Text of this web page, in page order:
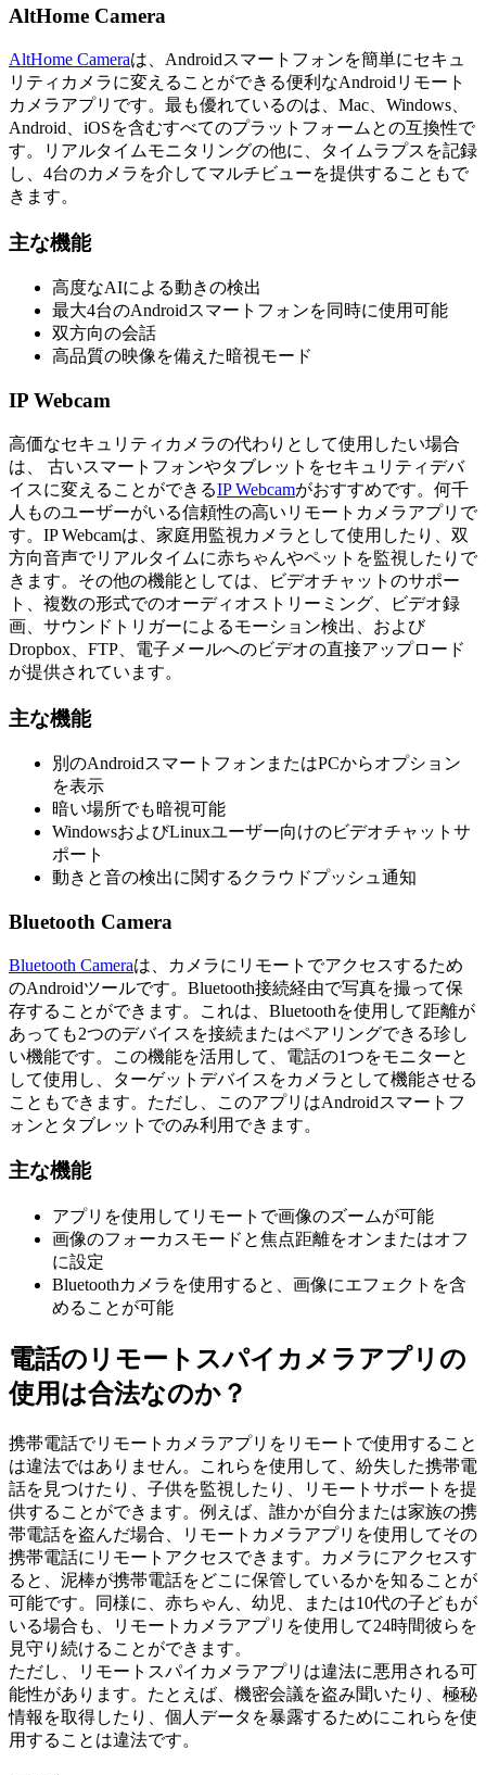
AltHome Camera
AltHome Cameraは、Androidスマートフォンを簡単にセキュ
リティカメラに変えることができる便利なAndroidリモート
カメラアプリです。最も優れているのは、Mac、Windows、
Android、iOSを含むすべてのプラットフォームとの互換性で
す。リアルタイムモニタリングの他に、タイムラプスを記録
し、4台のカメラを介してマルチビューを提供することもで
きます。
主な機能
高度なAIによる動きの検出
最大4台のAndroidスマートフォンを同時に使用可能
双方向の会話
高品質の映像を備えた暗視モード
IP Webcam
高価なセキュリティカメラの代わりとして使用したい場合
は、 古いスマートフォンやタブレットをセキュリティデバ
イスに変えることができるIP Webcamがおすすめです。何千
人ものユーザーがいる信頼性の高いリモートカメラアプリで
す。IP Webcamは、家庭用監視カメラとして使用したり、双
方向音声でリアルタイムに赤ちゃんやペットを監視したりで
きます。その他の機能としては、ビデオチャットのサポー
ト、複数の形式でのオーディオストリーミング、ビデオ録
画、サウンドトリガーによるモーション検出、および
Dropbox、FTP、電子メールへのビデオの直接アップロード
が提供されています。
主な機能
別のAndroidスマートフォンまたはPCからオプション
を表示
暗い場所でも暗視可能
WindowsおよびLinuxユーザー向けのビデオチャットサ
ポート
動きと音の検出に関するクラウドプッシュ通知
Bluetooth Camera
Bluetooth Cameraは、カメラにリモートでアクセスするため
のAndroidツールです。Bluetooth接続経由で写真を撮って保
存することができます。これは、Bluetoothを使用して距離が
あっても2つのデバイスを接続またはペアリングできる珍し
い機能です。この機能を活用して、電話の1つをモニターと
して使用し、ターゲットデバイスをカメラとして機能させる
こともできます。ただし、このアプリはAndroidスマートフ
ォンとタブレットでのみ利用できます。
主な機能
アプリを使用してリモートで画像のズームが可能
画像のフォーカスモードと焦点距離をオンまたはオフ
に設定
Bluetoothカメラを使用すると、画像にエフェクトを含
めることが可能
電話のリモートスパイカメラアプリの
使用は合法なのか？
携帯電話でリモートカメラアプリをリモートで使用すること
は違法ではありません。これらを使用して、紛失した携帯電
話を見つけたり、子供を監視したり、リモートサポートを提
供することができます。例えば、誰かが自分または家族の携
帯電話を盗んだ場合、リモートカメラアプリを使用してその
携帯電話にリモートアクセスできます。カメラにアクセスす
ると、泥棒が携帯電話をどこに保管しているかを知ることが
可能です。同様に、赤ちゃん、幼児、または10代の子どもが
いる場合も、リモートカメラアプリを使用して24時間彼らを
見守り続けることができます。
ただし、リモートスパイカメラアプリは違法に悪用される可
能性があります。たとえば、機密会議を盗み聞いたり、極秘
情報を取得したり、個人データを暴露するためにこれらを使
用することは違法です。